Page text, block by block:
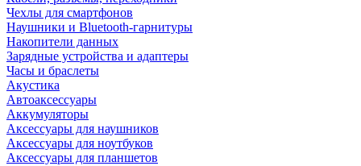
Чехлы для смартфонов
Наушники и Bluetooth-гарнитуры
Накопители данных
Зарядные устройства и адаптеры
Часы и браслеты
Акустика
Автоаксессуары
Аккумуляторы
Аксессуары для наушников
Аксессуары для ноутбуков
Аксессуары для планшетов